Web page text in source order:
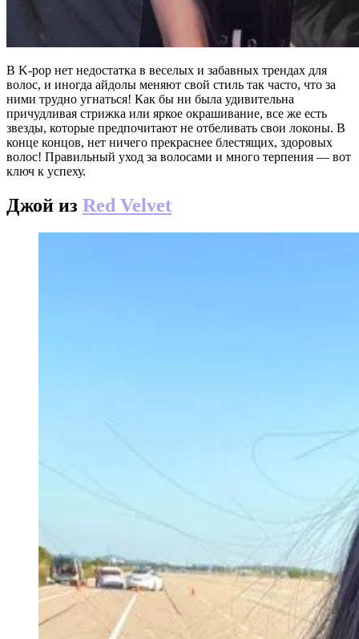
В K-pop нет недостатка в веселых и забавных трендах для
волос, и иногда айдолы меняют свой стиль так часто, что за
ними трудно угнаться! Как бы ни была удивительна
причудливая стрижка или яркое окрашивание, все же есть
звезды, которые предпочитают не отбеливать свои локоны. В
конце концов, нет ничего прекраснее блестящих, здоровых
волос! Правильный уход за волосами и много терпения — вот
ключ к успеху.
Джой из Red Velvet